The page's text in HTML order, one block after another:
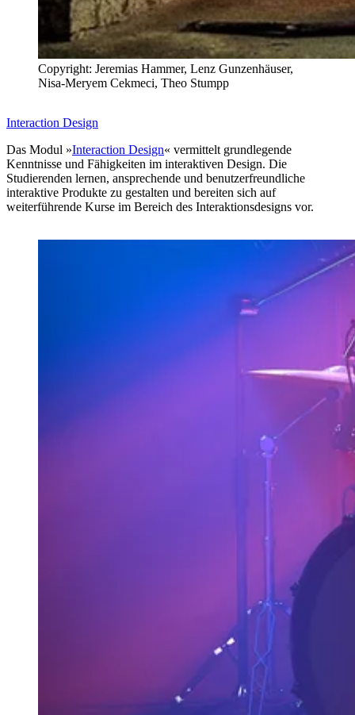
Copyright: Jeremias Hammer, Lenz Gunzenhäuser,
Nisa-Meryem Cekmeci, Theo Stumpp
Interaction Design
Das Modul »Interaction Design« vermittelt grundlegende
Kenntnisse und Fähigkeiten im interaktiven Design. Die
Studierenden lernen, ansprechende und benutzerfreundliche
interaktive Produkte zu gestalten und bereiten sich auf
weiterführende Kurse im Bereich des Interaktionsdesigns vor.